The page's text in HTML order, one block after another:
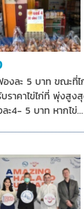
องละ 5 บาท ขณะที่
ราคาไข่ไก่ที่ พุ่งสู
ะ4- 5 บาท หากไข่...